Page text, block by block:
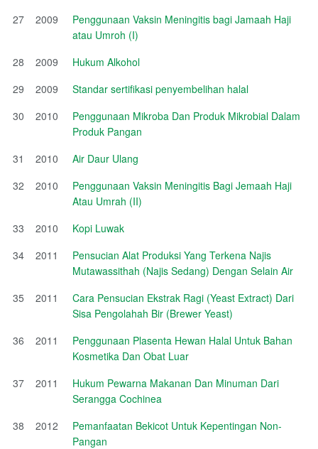
27
2009
Penggunaan Vaksin Meningitis bagi Jamaah Haji
atau Umroh (I)
28
2009
Hukum Alkohol
29
2009
Standar sertifikasi penyembelihan halal
30
2010
Penggunaan Mikroba Dan Produk Mikrobial Dalam
Produk Pangan
31
2010
Air Daur Ulang
32
2010
Penggunaan Vaksin Meningitis Bagi Jemaah Haji
Atau Umrah (II)
33
2010
Kopi Luwak
34
2011
Pensucian Alat Produksi Yang Terkena Najis
Mutawassithah (Najis Sedang) Dengan Selain Air
35
2011
Cara Pensucian Ekstrak Ragi (Yeast Extract) Dari
Sisa Pengolahah Bir (Brewer Yeast)
36
2011
Penggunaan Plasenta Hewan Halal Untuk Bahan
Kosmetika Dan Obat Luar
37
2011
Hukum Pewarna Makanan Dan Minuman Dari
Serangga Cochinea
38
2012
Pemanfaatan Bekicot Untuk Kepentingan Non-
Pangan